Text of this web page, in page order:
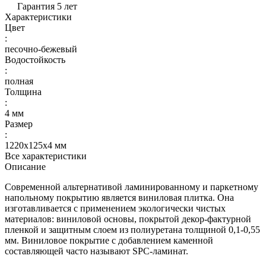
Гарантия 5 лет
Характеристики
Цвет
:
песочно-бежевый
Водостойкость
:
полная
Толщина
:
4 мм
Размер
:
1220x125x4 мм
Все характеристики
Описание
Современной альтернативой ламинированному и паркетному
напольному покрытию является виниловая плитка. Она
изготавливается с применением экологически чистых
материалов: виниловой основы, покрытой декор-фактурной
пленкой и защитным слоем из полиуретана толщиной 0,1-0,55
мм. Виниловое покрытие с добавлением каменной
составляющей часто называют SPC-ламинат.